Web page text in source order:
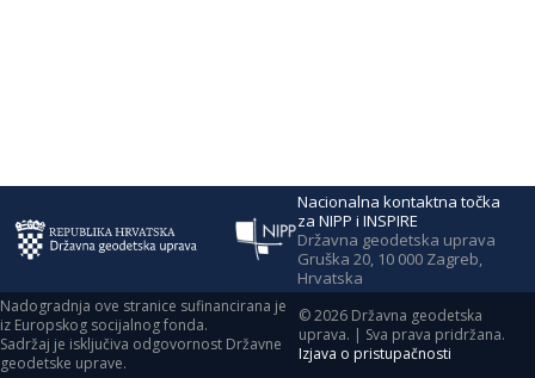
Nacionalna kontaktna točka
za NIPP i INSPIRE
Državna geodetska uprava
Gruška 20, 10 000 Zagreb,
Hrvatska
Nadogradnja ove stranice sufinancirana je
iz Europskog socijalnog fonda.
Sadržaj je isključiva odgovornost Državne
geodetske uprave.
©2026 Državna geodetska
uprava. | Sva prava pridržana.
Izjava o pristupačnosti